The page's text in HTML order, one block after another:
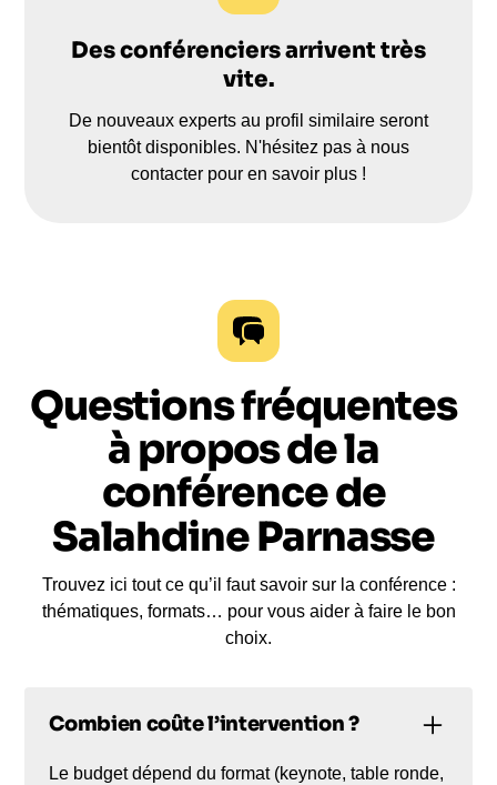
Des conférenciers arrivent très
vite.
De nouveaux experts au profil similaire seront
bientôt disponibles. N'hésitez pas à nous
contacter pour en savoir plus !
Questions fréquentes
à propos de la
conférence de
Salahdine Parnasse
Trouvez ici tout ce qu’il faut savoir sur la conférence :
thématiques, formats… pour vous aider à faire le bon
choix.
Combien coûte l’intervention ?
Le budget dépend du format (keynote, table ronde,